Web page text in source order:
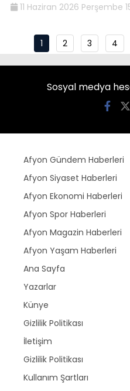
11 Haziran 2026 Perşembe
1 2 3 4
Sosyal medya
Afyon Gündem Haberleri
Afyon Siyaset Haberleri
Afyon Ekonomi Haberleri
Afyon Spor Haberleri
Afyon Magazin Haberleri
Afyon Yaşam Haberleri
Ana Sayfa
Yazarlar
Künye
Gizlilik Politikası
İletişim
Gizlilik Politikası
Kullanım Şartları